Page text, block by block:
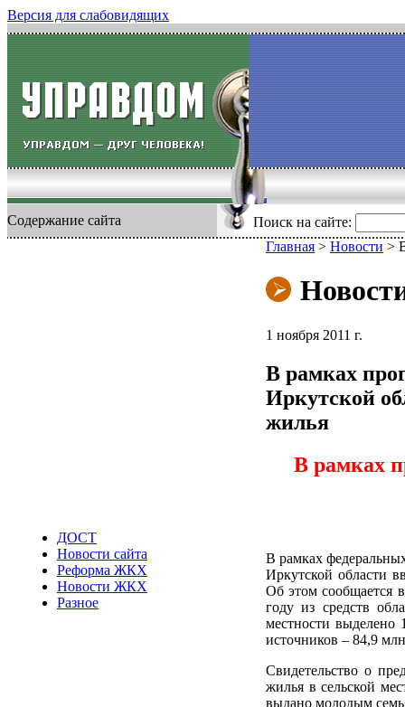
Версия для слабовидящих
Содержание сайта Поиск на сайте:
ДОСТ
Новости сайта
Реформа ЖКХ
Новости ЖКХ
Разное
Главная > Новости >
1 ноября 2011 г.
В рамках
Иркутской
жилья
В рамках
В рамках
Иркутской области
Об этом сообщается в
году из средств
местности
источников – 84,9
Свидетельство о
жилья в сельской
выдано молодым